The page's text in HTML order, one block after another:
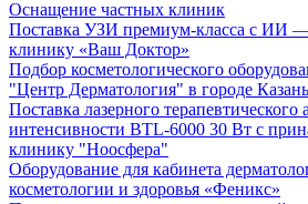
Оснащение частных клиник
Поставка УЗИ премиум-класса с ИИ
клинику «Ваш Доктор»
Подбор косметологического
"Центр Дерматология" в городе Казань
Поставка лазерного терапевтического
интенсивности BTL-6000 30 Вт с
клинику "Ноосфера"
Оборудование для кабинета
косметологии и здоровья «Феникс»